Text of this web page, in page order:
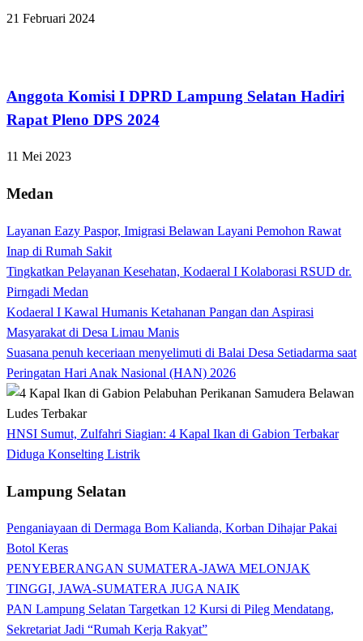
21 Februari 2024
Anggota Komisi I DPRD Lampung Selatan Hadiri
Rapat Pleno DPS 2024
11 Mei 2023
Medan
Layanan Eazy Paspor, Imigrasi Belawan Layani Pemohon Rawat
Inap di Rumah Sakit
Tingkatkan Pelayanan Kesehatan, Kodaeral I Kolaborasi RSUD dr.
Pirngadi Medan‎
Kodaeral I Kawal Humanis Ketahanan Pangan dan Aspirasi
Masyarakat di Desa Limau Manis
Suasana penuh keceriaan menyelimuti di Balai Desa Setiadarma saat
Peringatan Hari Anak Nasional (HAN) 2026
HNSI Sumut, Zulfahri Siagian: 4 Kapal Ikan di Gabion Terbakar
Diduga Konselting Listrik
Lampung Selatan
Penganiayaan di Dermaga Bom Kalianda, Korban Dihajar Pakai
Botol Keras
PENYEBERANGAN SUMATERA-JAWA MELONJAK
TINGGI, JAWA-SUMATERA JUGA NAIK
PAN Lampung Selatan Targetkan 12 Kursi di Pileg Mendatang,
Sekretariat Jadi “Rumah Kerja Rakyat”